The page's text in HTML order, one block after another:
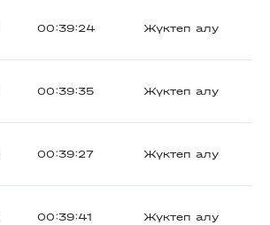
00:39:24 Жүктеп алу
00:39:35 Жүктеп алу
00:39:27 Жүктеп алу
00:39:41 Жүктеп алу